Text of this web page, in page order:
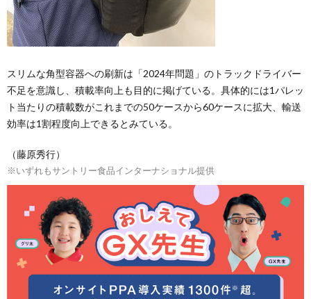
スリムな角型容器への刷新は「2024年問題」のトラックドライバー
不足を意識し、積載率向上も目的に掲げている。具体的には1パレッ
ト当たりの積載数がこれまでの50ケースから60ケースに拡大、輸送
効率は1割程度向上できるとみている。
（藤原秀行）
※いずれもサントリー食品インターナショナル提供